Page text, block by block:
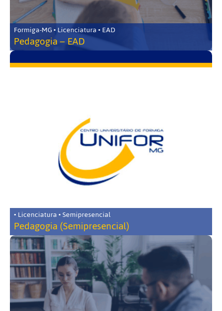
Formiga-MG • Licenciatura • EAD
Pedagogia – EAD
• Licenciatura • Semipresencial
Pedagogia (Semipresencial)